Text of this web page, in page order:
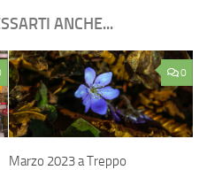
ANCHE...
0
Marzo 2023 a Treppo